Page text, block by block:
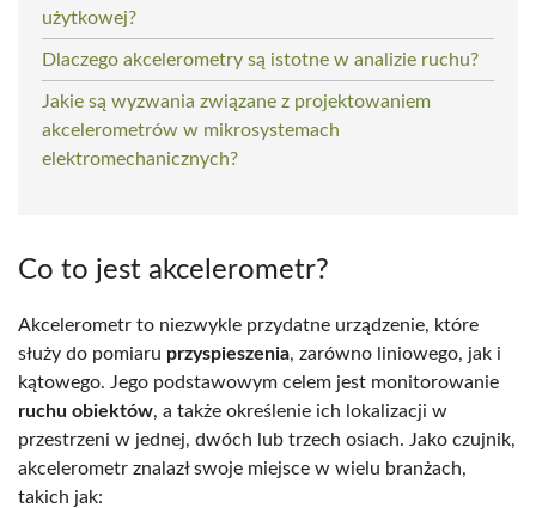
użytkowej?
Dlaczego akcelerometry są istotne w analizie ruchu?
Jakie są wyzwania związane z projektowaniem
akcelerometrów w mikrosystemach
elektromechanicznych?
Co to jest akcelerometr?
Akcelerometr to niezwykle przydatne urządzenie, które
służy do pomiaru przyspieszenia, zarówno liniowego, jak i
kątowego. Jego podstawowym celem jest monitorowanie
ruchu obiektów, a także określenie ich lokalizacji w
przestrzeni w jednej, dwóch lub trzech osiach. Jako czujnik,
akcelerometr znalazł swoje miejsce w wielu branżach,
takich jak: